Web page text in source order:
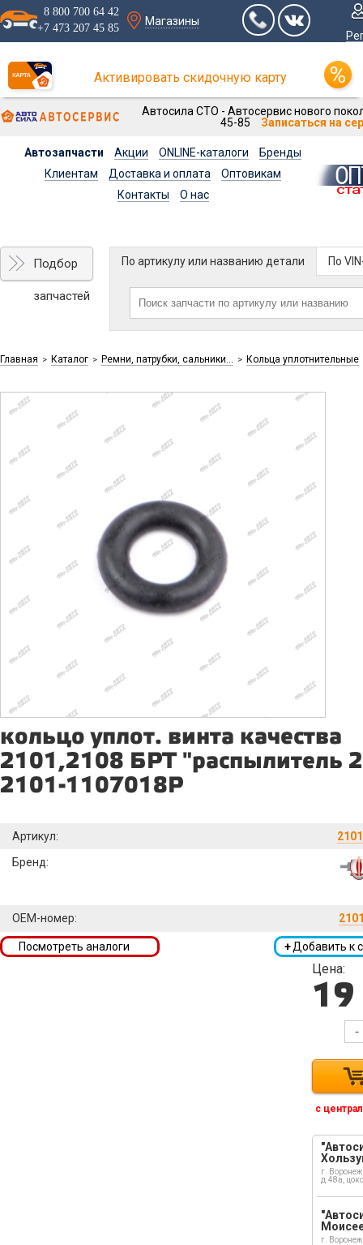
8 800 700 64 42
+7 473 207 45 85
Магазины
Активировать скидочную карту
Автосила СТО - Автосервис нового
45-85
Записаться на
Автозапчасти Акции ONLINE-каталоги
Бренды
Клиентам
Доставка и оплата
Оптовикам
Контакты
О нас
Подбор
запчастей
По артикулу или названию детали По
Главная > Каталог > Ремни, патрубки, сальники... > Кольца уплотнительные
кольцо уплот. винта качества
2101,2108 БРТ "распылитель
2101-1107018Р
Артикул:
Бренд:
OEM-номер:
+Добавить к
Посмотреть аналоги
Цена:
19
-
с
г.
д.48а,
г.